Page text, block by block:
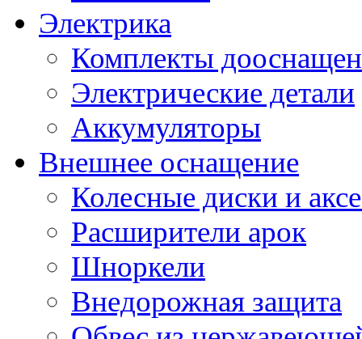
Электрика
Комплекты
Электрические детали
Аккумуляторы
Внешнее оснащение
Колесные диски и
Расширители арок
Шноркели
Внедорожная защита